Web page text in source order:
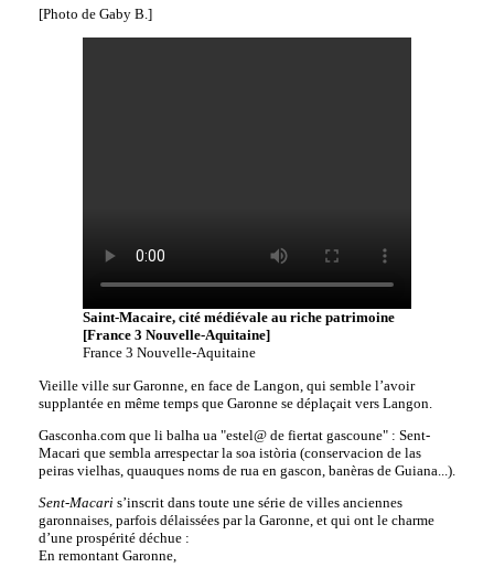
[Photo de Gaby B.]
Saint-Macaire, cité médiévale au riche patrimoine
[France 3 Nouvelle-Aquitaine]
France 3 Nouvelle-Aquitaine
Vieille ville sur Garonne, en face de Langon, qui semble l’avoir
supplantée en même temps que Garonne se déplaçait vers Langon.
Gasconha.com que li balha ua "estel@ de fiertat gascoune" : Sent-
Macari que sembla arrespectar la soa istòria (conservacion de las
peiras vielhas, quauques noms de rua en gascon, banèras de Guiana...).
Sent-Macaris’inscrit dans toute une série de villes anciennes
garonnaises, parfois délaissées par la Garonne, et qui ont le charme
d’une prospérité déchue :
En remontant Garonne,